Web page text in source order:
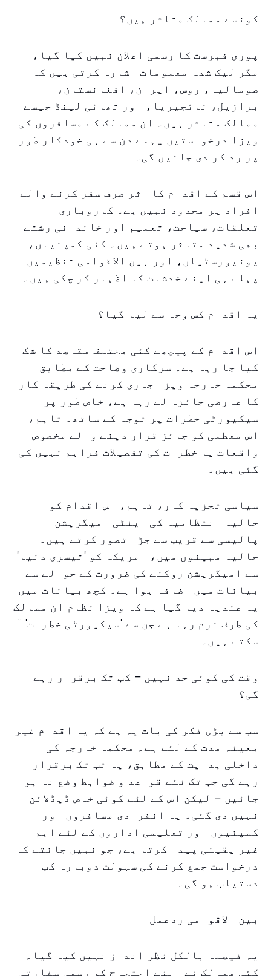
کونسے ممالک متاثر ہیں؟
پوری فہرست کا رسمی اعلان نہیں کیا گیا،
مگر لیک شدہ معلومات اشارہ کرتی ہیں کہ
صومالیہ، روس، ایران، افغانستان،
برازیل، نائجیریا، اور تھائی لینڈ جیسے
ممالک متاثر ہیں۔ ان ممالک کے مسافروں کی
ویزا درخواستیں پہلے دن سے ہی خودکار طور
پر رد کر دی جائیں گی۔
اس قسم کے اقدام کا اثر صرف سفر کرنے والے
افراد پر محدود نہیں ہے۔ کاروباری
تعلقات، سیاحت، تعلیم اور خاندانی رشتے
بھی شدید متاثر ہوتے ہیں۔ کئی کمپنیاں،
یونیورسٹیاں، اور بین الاقوامی تنظیمیں
پہلے ہی اپنے خدشات کا اظہار کر چکی ہیں۔
یہ اقدام کس وجہ سے لیا گیا؟
اس اقدام کے پیچھے کئی مختلف مقاصد کا شک
کیا جا رہا ہے۔ سرکاری وضاحت کے مطابق
محکمہ خارجہ ویزا جاری کرنے کی طریقہ کار
کا عارضی جائزہ لے رہا ہے، خاص طور پر
سیکیورٹی خطرات پر توجہ کے ساتھ۔ تاہم،
اس معطلی کو جائز قرار دینے والے مخصوص
واقعات یا خطرات کی تفصیلات فراہم نہیں کی
گئی ہیں۔
سیاسی تجزیہ کار، تاہم، اس اقدام کو
حالیہ انتظامیہ کی اینٹی امیگریشن
پالیسی سے قریب سے جڑا تصور کرتے ہیں۔
حالیہ مہینوں میں، امریکہ کو 'تیسری دنیا'
سے امیگریشن روکنے کی ضرورت کے حوالے سے
بیانات میں اضافہ ہوا ہے۔ کچھ بیانات میں
یہ عندیہ دیا گیا ہے کہ ویزا نظام ان ممالک
کی طرف نرم رہا ہے جن سے 'سیکیورٹی خطرات' آ
سکتے ہیں۔
وقت کی کوئی حد نہیں – کب تک برقرار رہے
گی؟
سب سے بڑی فکر کی بات یہ ہے کہ یہ اقدام غیر
معینہ مدت کے لئے ہے۔ محکمہ خارجہ کی
داخلی ہدایت کے مطابق، یہ تب تک برقرار
رہے گی جب تک نئے قواعد و ضوابط وضع نہ ہو
جائیں – لیکن اس کے لئے کوئی خاص ڈیڈلائن
نہیں دی گئی۔ یہ انفرادی مسافروں اور
کمپنیوں اور تعلیمی اداروں کے لئے اہم
غیر یقینی پیدا کرتا ہے، جو نہیں جانتے کہ
درخواست جمع کرنے کی سہولت دوبارہ کب
دستیاب ہو گی۔
بین الاقوامی ردعمل
یہ فیصلہ بالکل نظر انداز نہیں کیا گیا۔
کئی ممالک نے اپنے احتجاج کو رسمی سفارتی